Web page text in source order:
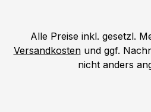
Alle Preise inkl. gesetzl.
Versandkostenund ggf.
nicht anders